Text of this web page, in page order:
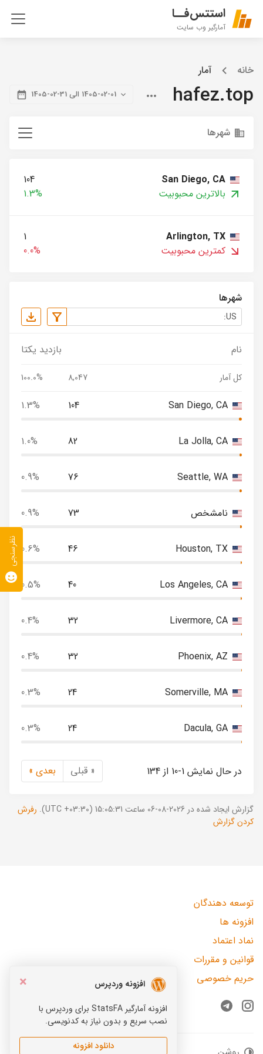
استتس‌فــا
آمارگیر وب سایت
خانه آمار
hafez.top 1405-02-01 الی 31-02-1405
شهرها
San Diego, CA
104
بالاترین محبوبیت
1.3%
Arlington, TX
1
کمترین محبوبیت
0.0%
شهرها
نام بازدید یکتا
کل آمار 8,047
100.0%
San Diego, CA
104
1.3%
La Jolla, CA
82
1.0%
Seattle, WA
76
0.9%
نامشخص 73
0.9%
Houston, TX
46
0.6%
Los Angeles, CA
40
0.5%
Livermore, CA
32
0.4%
Phoenix, AZ
32
0.4%
Somerville, MA
24
0.3%
Dacula, GA
24
0.3%
در حال نمایش 1-10 از 134 « قبلی بعدی »
گزارش ایجاد شده در 2026-08-06 ساعت 15:05:31 (UTC +03:30).
رفرش
کردن گزارش
×
افزونه وردپرس
افزونه آمارگیر StatsFA برای وردپرس با
نصب سریع و بدون نیاز به کدنویسی.
دانلود افزونه
توسعه دهندگان
افزونه ها
نماد اعتماد
قوانین و مقررات
حریم خصوصی
Instagram
Telegram
نظرسنجی